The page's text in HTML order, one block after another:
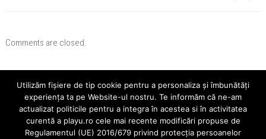
Comments are closed.
Cauta
Utilizăm fişiere de tip cookie pentru a personaliza și îmbunătăți
experiența ta pe Website-ul nostru. Te informăm că ne-am
actualizat politicile pentru a integra în acestea si în activitatea
curentă a playu.ro cele mai recente modificări propuse de
Regulamentul (UE) 2016/679 privind protecția persoanelor